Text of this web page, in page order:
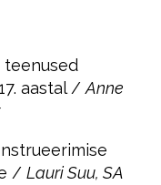
teenused
aastal / Anne
/ Lauri Suu, SA